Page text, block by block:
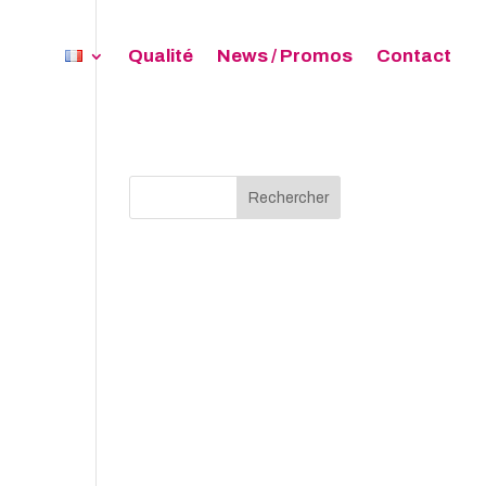
Qualité News / Promos Contact